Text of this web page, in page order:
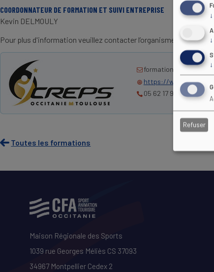
COORDONNATEUR DE FORMATION ET SUIVI ENTREPRISE
Kevin DELMOULY
Pour plus d'information veuillez contacter l’organisme de
formation@creps-
https://www.creps-
05 62 17 90 00
Toutes les formations
Maison Régionale des Sports
1039 rue Georges Méliès CS 37093
34967 Montpellier Cedex 2
↓
↓
↓
Refuser